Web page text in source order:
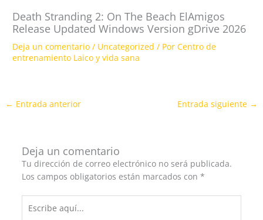
Death Stranding 2: On The Beach ElAmigos
Release Updated Windows Version gDrive 2026
Deja un comentario / Uncategorized / PorCentro de
entrenamiento Laico y vida sana
← Entrada anterior Entrada siguiente →
Deja un comentario
Tu dirección de correo electrónico no será publicada.
Los campos obligatorios están marcados con *
aquí...